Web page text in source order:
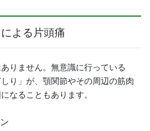
よる片頭痛
りません。無意識に行っている
り」が、顎関節やその周辺の筋肉
なることもあります。